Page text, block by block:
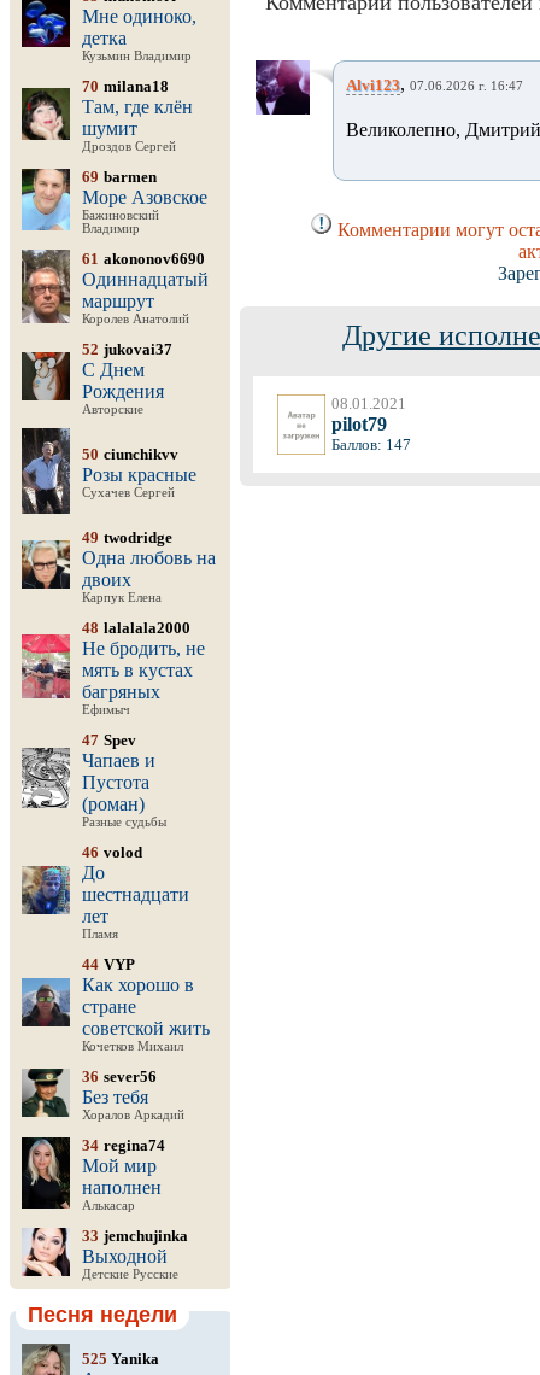
Мне одиноко,
детка
Кузьмин Владимир
70 milana18
Там, где клён
шумит
Дроздов Сергей
69 barmen
Море Азовское
Бажиновский
Владимир
61 akononov6690
Одиннадцатый
маршрут
Королев Анатолий
52 jukovai37
С Днем
Рождения
Авторские
50 ciunchikvv
Розы красные
Сухачев Сергей
49 twodridge
Одна любовь на
двоих
Карпук Елена
48 lalalala2000
Не бродить, не
мять в кустах
багряных
Ефимыч
47 Spev
Чапаев и
Пустота
(роман)
Разные судьбы
46 volod
До
шестнадцати
лет
Пламя
44 VYP
Как хорошо в
стране
советской жить
Кочетков Михаил
36 sever56
Без тебя
Хоралов Аркадий
34 regina74
Мой мир
наполнен
Алькасар
33 jemchujinka
Выходной
Детские Русские
Песня недели
525 Yanika
Alvi123, 07.06.2026 г. 16:47
Великолепно,
Комментарии могут
Другие
08.01.2021
pilot79
Баллов: 147